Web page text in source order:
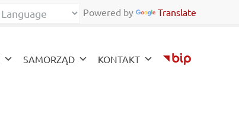
Powered by Translate
SAMORZĄD KONTAKT